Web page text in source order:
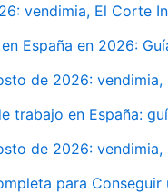
vendimia, El Corte
España en 2026:
de 2026:
trabajo en España:
de 2026:
para